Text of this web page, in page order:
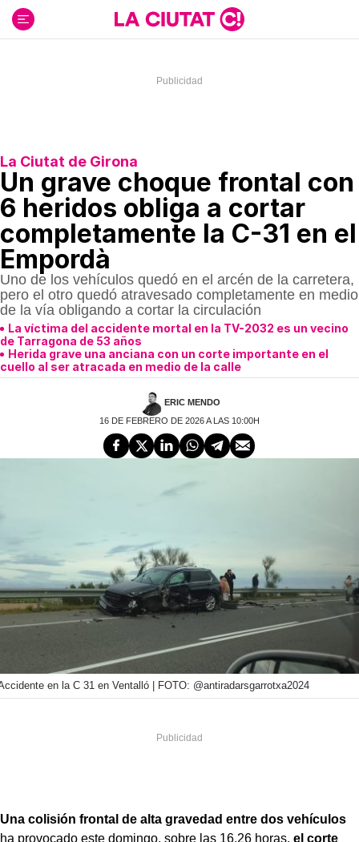
contenido
La Ciutat de Girona
Un grave choque frontal con
6 heridos obliga a cortar
completamente la C-31 en el
Empordà
Uno de los vehículos quedó en el arcén de la carretera,
pero el otro quedó atravesado completamente en medio
de la vía obligando a cortar la circulación
La víctima del accidente mortal en la TV-2032 es un vecino
de Tarragona de 53 años
Herida grave una anciana con un corte importante en el
cuello al ser atracada en medio de la calle
ERIC MENDO
16 DE FEBRERO DE 2026 A LAS 10:00H
en la C 31 en Ventalló | FOTO: @antiradarsgarrotxa2024
Una colisión frontal de alta gravedad entre dos vehículos
ha provocado este domingo, sobre las 16.26 horas, el corte